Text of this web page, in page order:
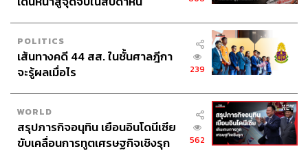
POLITICS
เส้นทางคดี 44 สส. ในชั้นศาลฎีกา
จะรู้ผลเมื่อไร
239
WORLD
สรุปภารกิจอนุทิน เยือนอินโดนีเซีย
ขับเคลื่อนการทูตเศรษฐกิจเชิงรุก
562